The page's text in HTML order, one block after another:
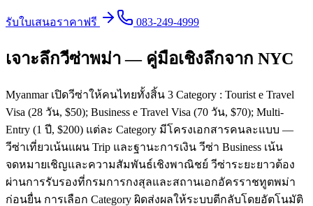
รับใบเสนอราคาฟรี 083-249-4999
เจาะลึกวีซ่าพม่า — คู่มือเชิงลึกจาก NYC
Myanmar เปิดวีซ่าให้คนไทยทั้งสิ้น 3 Category : Tourist e Travel
Visa (28 วัน, $50); Business e Travel Visa (70 วัน, $70); Multi-
Entry (1 ปี, $200) แต่ละ Category มีโครงเอกสารคนละแบบ —
วีซ่าเที่ยวเน้นแผน Trip และฐานะการเงิน วีซ่า Business เน้น
จดหมายเชิญและความสัมพันธ์เชิงพาณิชย์ วีซ่าระยะยาวต้อง
ผ่านการรับรองที่กรมการกงสุลและสถานเอกอัครราชทูตพม่า
ก่อนยื่น การเลือก Category ผิดส่งผลให้ระบบตีกลับโดยอัตโนมัติ